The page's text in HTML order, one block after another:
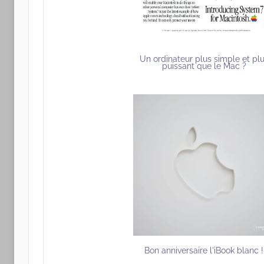
Un ordinateur plus simple et
puissant que le Mac ?
Bon anniversaire l'iBook blanc !